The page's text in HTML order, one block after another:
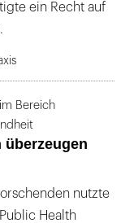
ein Recht auf
Bereich
überzeugen
nutzte
Health